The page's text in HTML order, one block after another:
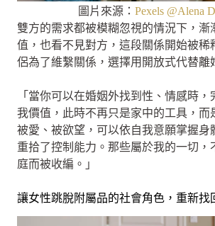
圖片來源： Pexels @Alena
雙方的需求都被模糊忽視的情況下，漸
值，也看不見對方，這段關係開始被稀
侶為了維繫關係，選擇用開放式代替離
「當你可以在婚姻外找到性、情感時，
我價值，此時不再只是家中的工具，而
被愛、被欲望，可以依自我意願掌握身
重拾了控制能力。那些屬於我的一切，
庭而被收編。」
讓女性跳脫附屬品的社會角色，重新找